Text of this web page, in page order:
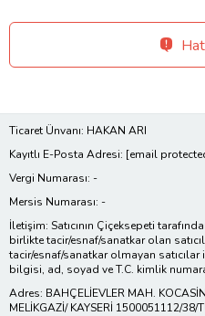
Ticaret Ünvanı: HAKAN ARI
Kayıtlı E-Posta Adresi: [email
Vergi Numarası: -
Mersis Numarası: -
İletişim: Satıcının Çiçeksepeti
birlikte tacir/esnaf/sanatkar olan
tacir/esnaf/sanatkar olmayan
bilgisi, ad, soyad ve T.C. kimlik
Adres: BAHÇELİEVLER MAH.
MELİKGAZİ/ KAYSERİ 1500051112/38/